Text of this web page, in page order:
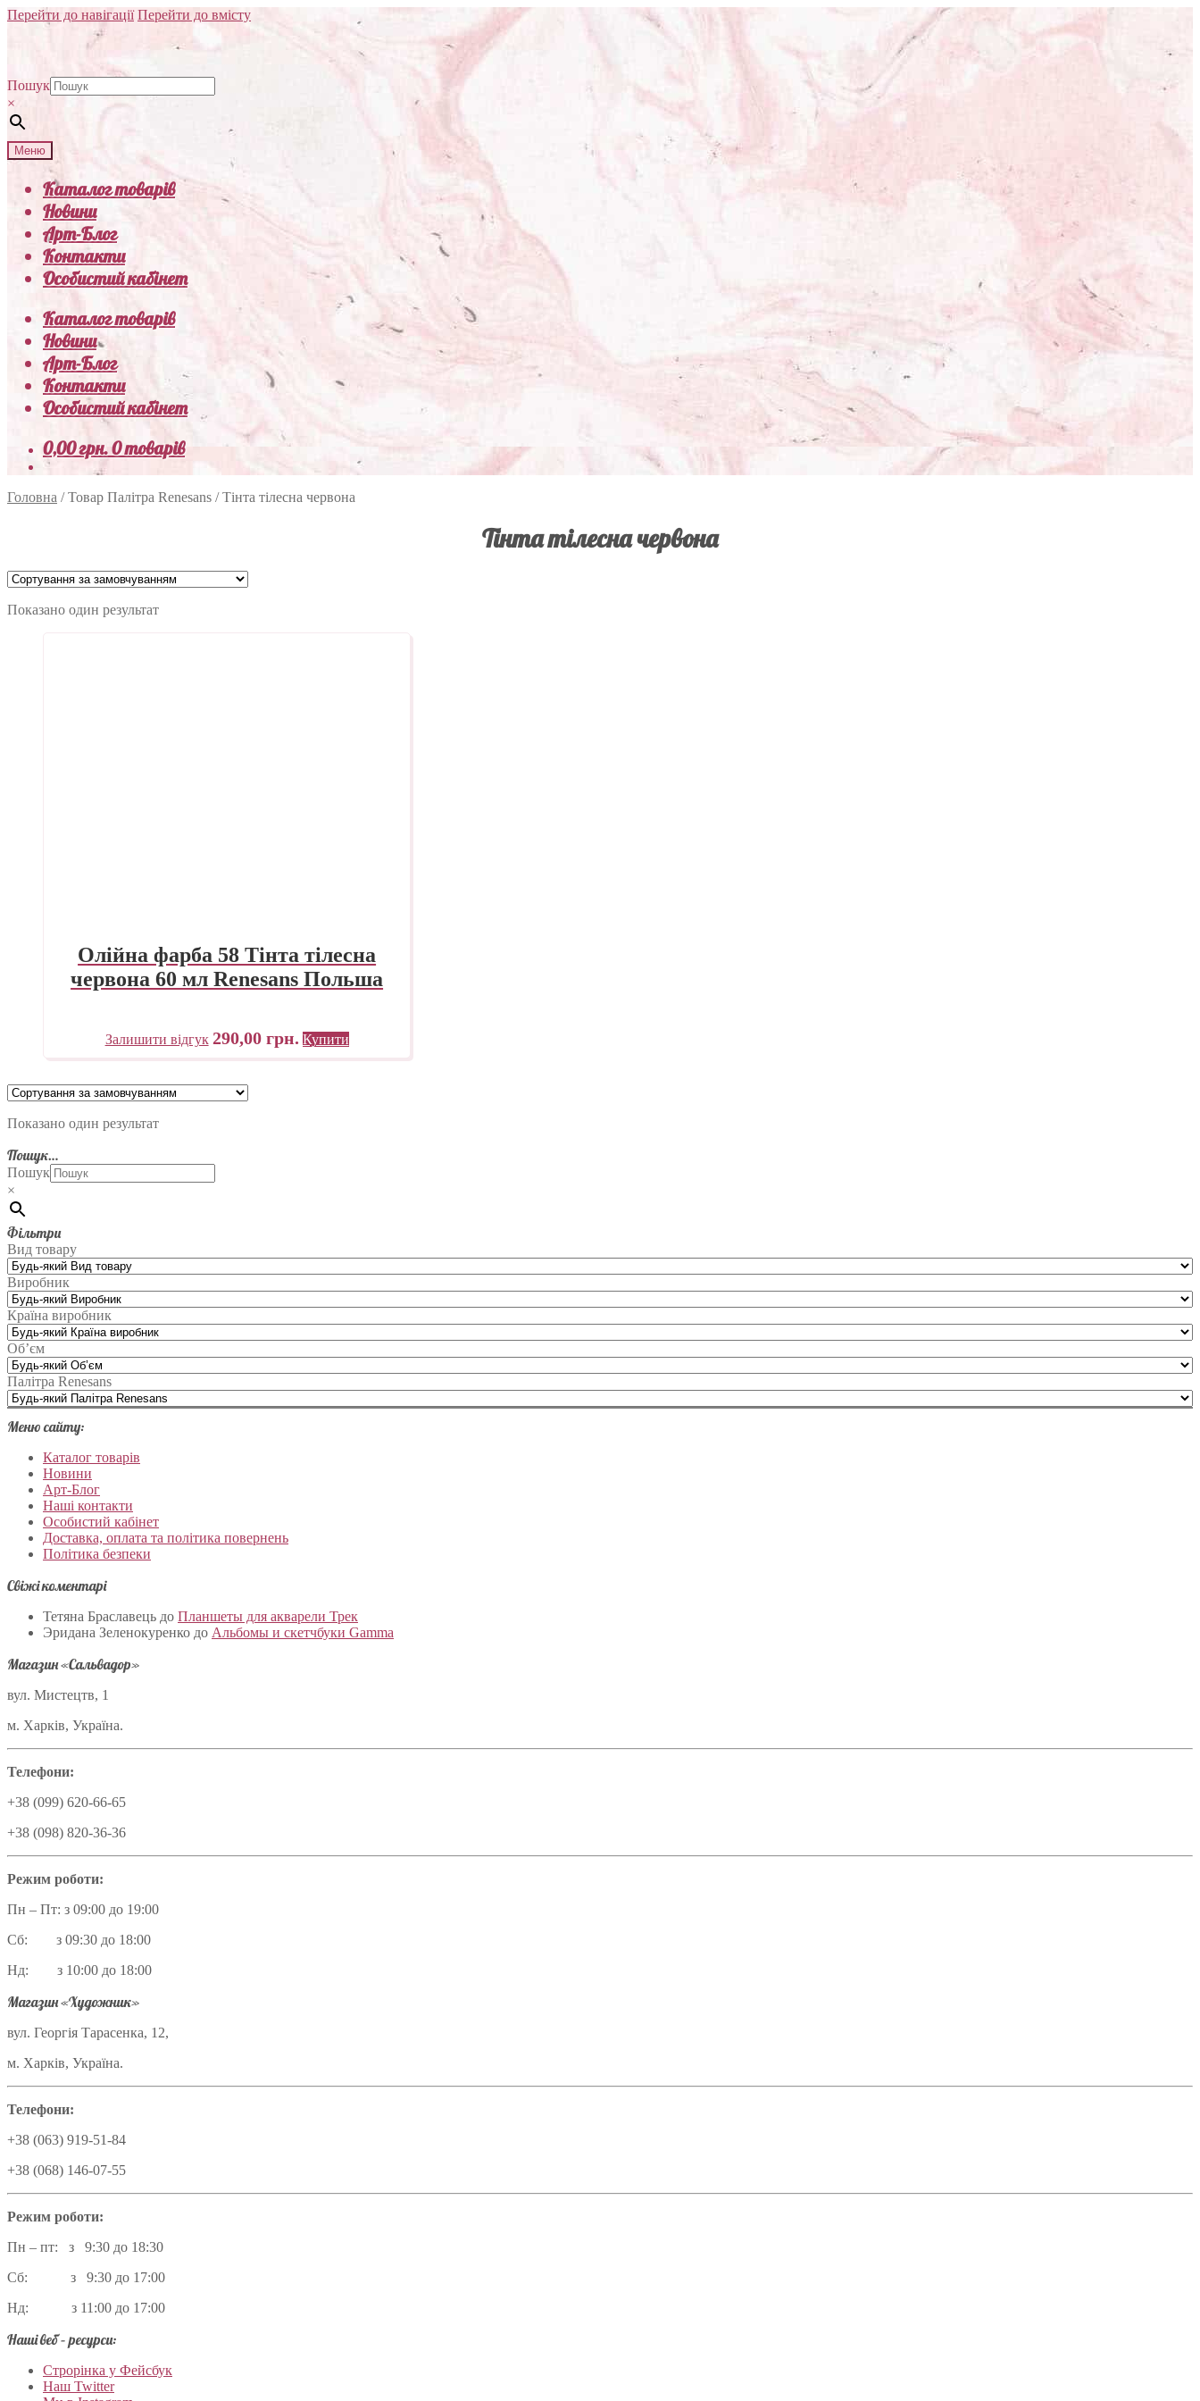
Перейти до навігації Перейти до вмісту
Пошук
×
Меню
Каталог товарів
Новини
Арт-Блог
Контакти
Особистий кабінет
Каталог товарів
Новини
Арт-Блог
Контакти
Особистий кабінет
0,00грн.0 товарів
Головна /Товар Палітра Renesans /Тінта тілесна червона
Тінта тілесна червона
Показано один результат
Олійна фарба 58 Тінта тілесна
червона 60 мл Renesans Польша
Залишити відгук 290,00 грн. Купити
Показано один результат
Пошук…
Пошук
×
Фільтри
Вид товару
Виробник
Країна виробник
Об’єм
Палітра Renesans
Меню сайту:
Каталог товарів
Новини
Арт-Блог
Наші контакти
Особистий кабінет
Доставка, оплата та політика повернень
Політика безпеки
Свіжі коментарі
Тетяна Браславець до Планшеты для акварели Трек
Эридана Зеленокуренко до Альбомы и скетчбуки Gamma
Магазин «Сальвадор»
вул. Мистецтв, 1
м. Харків, Україна.
Телефони:
+38 (099) 620-66-65
+38 (098) 820-36-36
Режим роботи:
Пн – Пт: з 09:00 до 19:00
Сб: з 09:30 до 18:00
Нд: з 10:00 до 18:00
Магазин «Художник»
вул. Георгія Тарасенка, 12,
м. Харків, Україна.
Телефони:
+38 (063) 919-51-84
+38 (068) 146-07-55
Режим роботи:
Пн – пт: з 9:30 до 18:30
Сб: з 9:30 до 17:00
Нд: з 11:00 до 17:00
Наші веб – ресурси:
Строрінка у Фейсбук
Наш Twitter